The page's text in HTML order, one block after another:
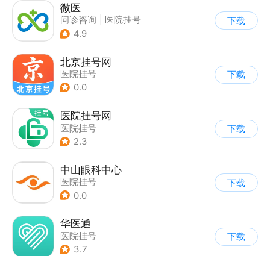
微医
问诊咨询
医院挂号
4.9
下载
北京挂号网
医院挂号
0.0
下载
医院挂号网
医院挂号
2.3
下载
中山眼科中心
医院挂号
0.0
下载
华医通
医院挂号
3.7
下载